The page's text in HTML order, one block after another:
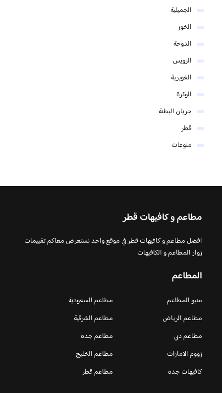
الجميلية
الخور
الدوحة
الرويس
الغويرية
الوكرة
جريان البطنة
قطر
منوعات
مطاعم و كافيهات قطر
افضل مطاعم و كافيهات قطر في موقع واحد نستعرض معاكم تقييمات
زوار المطاعم و الكافيهات
المطاعم
منيو المطاعم
مطاعم السعودية
مطاعم الرياض
مطاعم الشرقية
مطاعم دبي
مطاعم جدة
زووم الامارات
مطاعم الخليج
كافيهات جده
مطاعم قطر